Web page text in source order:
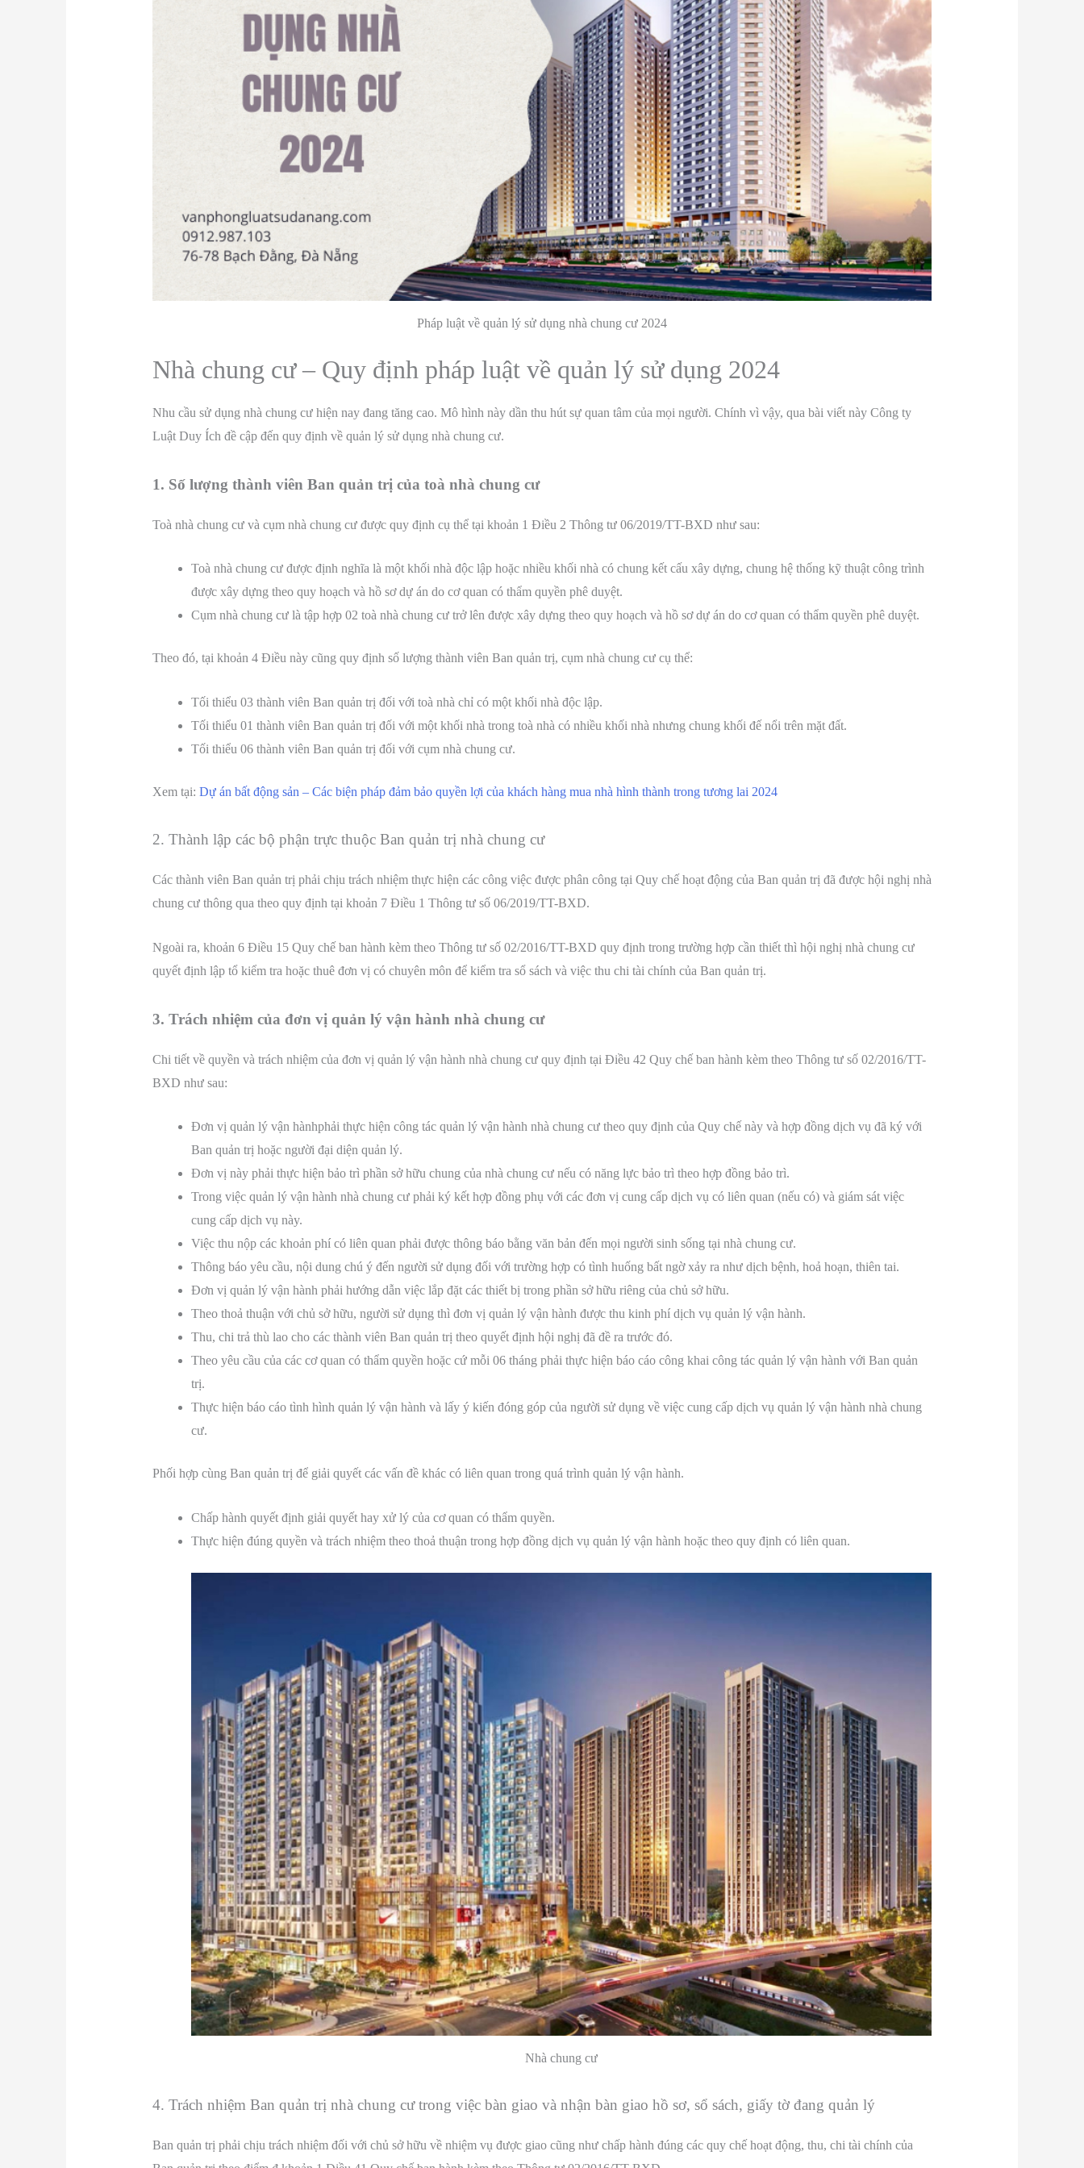
Pháp luật về quản lý sử dụng nhà chung cư 2024
Nhà chung cư – Quy định pháp luật về quản lý sử dụng 2024
Nhu cầu sử dụng nhà chung cư hiện nay đang tăng cao. Mô hình này dần thu hút sự quan tâm của mọi người. Chính vì vậy, qua bài viết này Công ty
Luật Duy Ích đề cập đến quy định về quản lý sử dụng nhà chung cư.
1. Số lượng thành viên Ban quản trị của toà nhà chung cư
Toà nhà chung cư và cụm nhà chung cư được quy định cụ thể tại khoản 1 Điều 2 Thông tư 06/2019/TT-BXD như sau:
Toà nhà chung cư được định nghĩa là một khối nhà độc lập hoặc nhiều khối nhà có chung kết cấu xây dựng, chung hệ thống kỹ thuật công trình
được xây dựng theo quy hoạch và hồ sơ dự án do cơ quan có thẩm quyền phê duyệt.
Cụm nhà chung cư là tập hợp 02 toà nhà chung cư trở lên được xây dựng theo quy hoạch và hồ sơ dự án do cơ quan có thẩm quyền phê duyệt.
Theo đó, tại khoản 4 Điều này cũng quy định số lượng thành viên Ban quản trị, cụm nhà chung cư cụ thể:
Tối thiểu 03 thành viên Ban quản trị đối với toà nhà chỉ có một khối nhà độc lập.
Tối thiểu 01 thành viên Ban quản trị đối với một khối nhà trong toà nhà có nhiều khối nhà nhưng chung khối đế nổi trên mặt đất.
Tối thiểu 06 thành viên Ban quản trị đối với cụm nhà chung cư.
Xem tại: Dự án bất động sản – Các biện pháp đảm bảo quyền lợi của khách hàng mua nhà hình thành trong tương lai 2024
2. Thành lập các bộ phận trực thuộc Ban quản trị nhà chung cư
Các thành viên Ban quản trị phải chịu trách nhiệm thực hiện các công việc được phân công tại Quy chế hoạt động của Ban quản trị đã được hội nghị nhà
chung cư thông qua theo quy định tại khoản 7 Điều 1 Thông tư số 06/2019/TT-BXD.
Ngoài ra, khoản 6 Điều 15 Quy chế ban hành kèm theo Thông tư số 02/2016/TT-BXD quy định trong trường hợp cần thiết thì hội nghị nhà chung cư
quyết định lập tổ kiểm tra hoặc thuê đơn vị có chuyên môn để kiểm tra sổ sách và việc thu chi tài chính của Ban quản trị.
3. Trách nhiệm của đơn vị quản lý vận hành nhà chung cư
Chi tiết về quyền và trách nhiệm của đơn vị quản lý vận hành nhà chung cư quy định tại Điều 42 Quy chế ban hành kèm theo Thông tư số 02/2016/TT-
BXD như sau:
Đơn vị quản lý vận hànhphải thực hiện công tác quản lý vận hành nhà chung cư theo quy định của Quy chế này và hợp đồng dịch vụ đã ký với
Ban quản trị hoặc người đại diện quản lý.
Đơn vị này phải thực hiện bảo trì phần sở hữu chung của nhà chung cư nếu có năng lực bảo trì theo hợp đồng bảo trì.
Trong việc quản lý vận hành nhà chung cư phải ký kết hợp đồng phụ với các đơn vị cung cấp dịch vụ có liên quan (nếu có) và giám sát việc
cung cấp dịch vụ này.
Việc thu nộp các khoản phí có liên quan phải được thông báo bằng văn bản đến mọi người sinh sống tại nhà chung cư.
Thông báo yêu cầu, nội dung chú ý đến người sử dụng đối với trường hợp có tình huống bất ngờ xảy ra như dịch bệnh, hoả hoạn, thiên tai.
Đơn vị quản lý vận hành phải hướng dẫn việc lắp đặt các thiết bị trong phần sở hữu riêng của chủ sở hữu.
Theo thoả thuận với chủ sở hữu, người sử dụng thì đơn vị quản lý vận hành được thu kinh phí dịch vụ quản lý vận hành.
Thu, chi trả thù lao cho các thành viên Ban quản trị theo quyết định hội nghị đã đề ra trước đó.
Theo yêu cầu của các cơ quan có thẩm quyền hoặc cứ mỗi 06 tháng phải thực hiện báo cáo công khai công tác quản lý vận hành với Ban quản
trị.
Thực hiện báo cáo tình hình quản lý vận hành và lấy ý kiến đóng góp của người sử dụng về việc cung cấp dịch vụ quản lý vận hành nhà chung
cư.
Phối hợp cùng Ban quản trị để giải quyết các vấn đề khác có liên quan trong quá trình quản lý vận hành.
Chấp hành quyết định giải quyết hay xử lý của cơ quan có thẩm quyền.
Thực hiện đúng quyền và trách nhiệm theo thoả thuận trong hợp đồng dịch vụ quản lý vận hành hoặc theo quy định có liên quan.
Nhà chung cư
4. Trách nhiệm Ban quản trị nhà chung cư trong việc bàn giao và nhận bàn giao hồ sơ, sổ sách, giấy tờ đang quản lý
Ban quản trị phải chịu trách nhiệm đối với chủ sở hữu về nhiệm vụ được giao cũng như chấp hành đúng các quy chế hoạt động, thu, chi tài chính của